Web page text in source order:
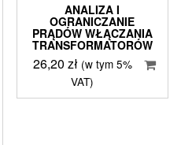
ANALIZA I
OGRANICZANIE
PRĄDÓW WŁĄCZANIA
TRANSFORMATORÓW
26,20 zł (w tym 5%
VAT)